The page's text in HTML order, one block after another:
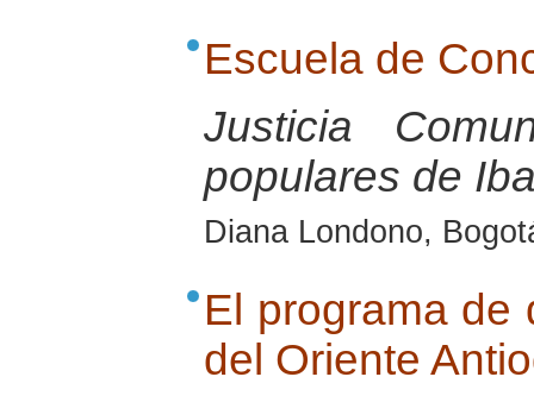
Escuela de
Justicia
populares de
Diana Londono,
El programa de
del Oriente